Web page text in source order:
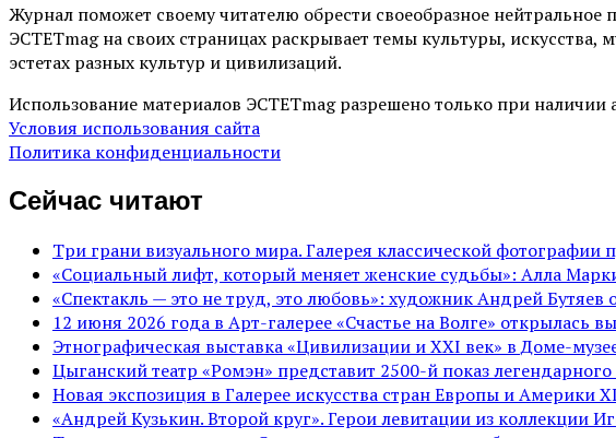
Журнал поможет своему читателю обрести своеобразное
ЭСТЕТmag на своих страницах раскрывает темы культуры,
эстетах разных культур и цивилизаций.
Использование материалов ЭСТЕТmag разрешено только при наличии
Условия использования сайта
Политика конфиденциальности
Сейчас читают
Три грани визуального мира. Галерея классической
«Социальный лифт, который меняет женские судьбы»: Алла
«Спектакль — это не труд, это любовь»: художник Андрей
12 июня 2026 года в Арт-галерее «Счастье на Волге» открылась
Этнографическая выставка «Цивилизации и ХХI век» в Доме-
Цыганский театр «Ромэн» представит 2500-й показ легендарного
Новая экспозиция в Галерее искусства стран Европы и Америки
«Андрей Кузькин. Второй круг». Герои левитации из коллекции